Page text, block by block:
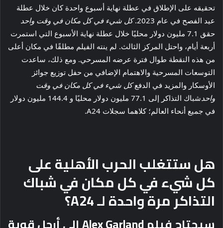
تحقيقه على الإطلاق في عطلة نهاية أسبوع واحدة كان خلال عطلة
عيد الفصح في عام 2023.
كل شيء في كل مكان في وقت واحد
حقق 7.1 مليون دولار محليًا خلال عطلة نهاية الأسبوع التي استمرت
أربعة أيام، واحتل المركز الثالث. لم ينته الفيلم مطلقًا في مكان أعلى
من هذه النقطة طوال فترة عرضه المسرحي. ومع ذلك، ساعدت
التوسعات المسرحية والاهتمام الإضافي من حفل توزيع جوائز
الأوسكار والمزيد في الدفعكل شيء في كل مكان في وقت
واحد
شباك التذاكر إلى 77.1 مليون دولار محليًا و 144.4 مليون دولار
في جميع أنحاء العالم؛ كلاهما سجلات A24.
هل ستتغلب الحرب الأهلية على
كل شيء في كل مكان في شباك
التذاكر مرة واحدة لـ A24؟